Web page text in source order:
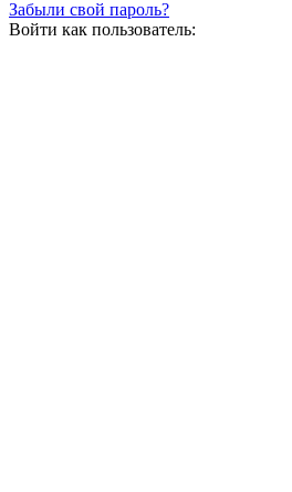
Забыли свой пароль?
Войти как пользователь: